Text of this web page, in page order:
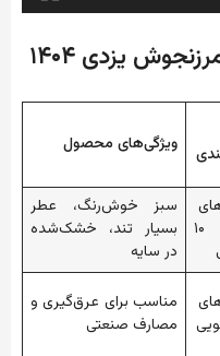
یزدی ۱۴۰۴
ویژگی‌های محصول
۵ و ۱۰
سبز خوش‌رنگ، عطر
بسیار تند، خشک‌شده
در سایه
مناسب برای عرق‌گیری و
مصارف صنعتی